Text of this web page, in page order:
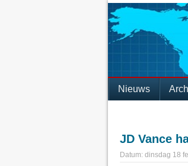
Nieuws
JD Vance
Datum: dinsdag 18